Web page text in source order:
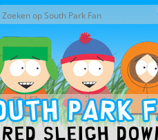
Zoekveld
Zoek door deze site
Red Sleigh